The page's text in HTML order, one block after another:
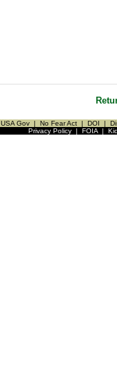
USA Gov | No Fear Act | DOI |
Privacy Policy| FOIA|